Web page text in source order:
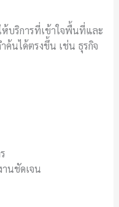
บริการที่เข้าใจพื้นที่และ
ค้นได้ตรงขึ้น เช่น ธุรกิจ
นชัดเจน